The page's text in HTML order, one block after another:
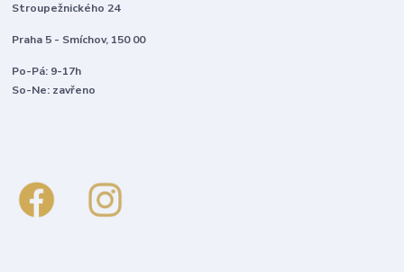
Stroupežnického 24
Praha 5 - Smíchov, 150 00
Po-Pá: 9-17h
So-Ne: zavřeno